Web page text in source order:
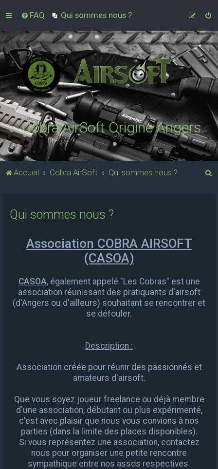
FAQ Qui sommes nous ?
Cobra AirSoft Origine Angers
Accueil Cobra AirSoft Qui sommes nous ?
Qui sommes nous ?
Association COBRA AIRSOFT
(CASOA)
CASOA, également appelé "Les Cobras" est une
association réunissant des pratiquants d'airsoft
(d'Angers ou d'ailleurs) souhaitant se rencontrer et
se défouler.
Description :
Association créée pour réunir des passionnés et
amateurs d'airsoft.
Que vous soyez joueur freelance ou déjà membre
d'une association, débutant ou plus expérimenté,
c'est avec plaisir que nous vous convions à nos
parties (dans la limite des places disponibles).
Si vous représentez une association, contactez
nous pour organiser une petite rencontre
sympathique entre nos assos respectives.